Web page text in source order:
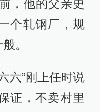
，他的父亲史
个轧钢厂，规
。
”刚上任时说
证，不卖村里